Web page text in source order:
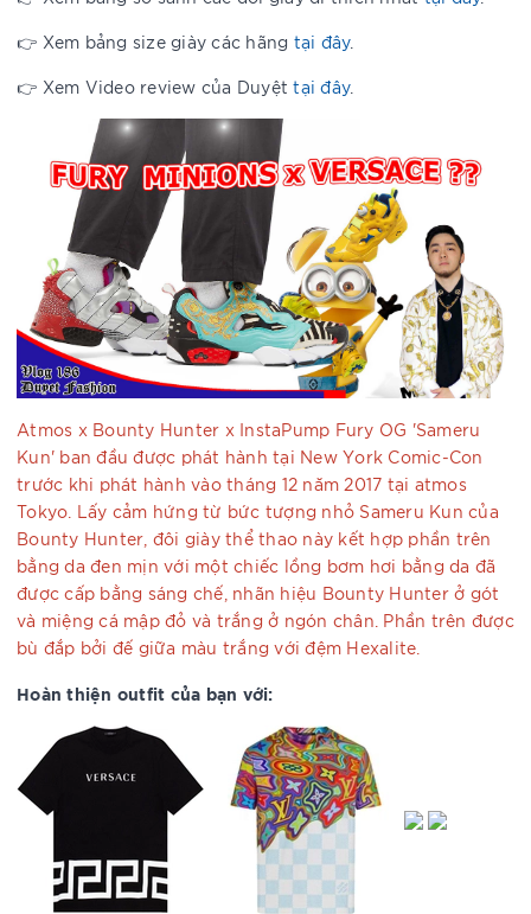
👉 Xem bảng size giày các hãng tại đây.
👉 Xem Video review của Duyệttại đây.
Atmos x Bounty Hunter x InstaPump Fury OG 'Sameru
Kun' ban đầu được phát hành tại New York Comic-Con
trước khi phát hành vào tháng 12 năm 2017 tại atmos
Tokyo. Lấy cảm hứng từ bức tượng nhỏ Sameru Kun của
Bounty Hunter, đôi giày thể thao này kết hợp phần trên
bằng da đen mịn với một chiếc lồng bơm hơi bằng da đã
được cấp bằng sáng chế, nhãn hiệu Bounty Hunter ở gót
và miệng cá mập đỏ và trắng ở ngón chân. Phần trên được
bù đắp bởi đế giữa màu trắng với đệm Hexalite.
Hoàn thiện outfit của bạn với: